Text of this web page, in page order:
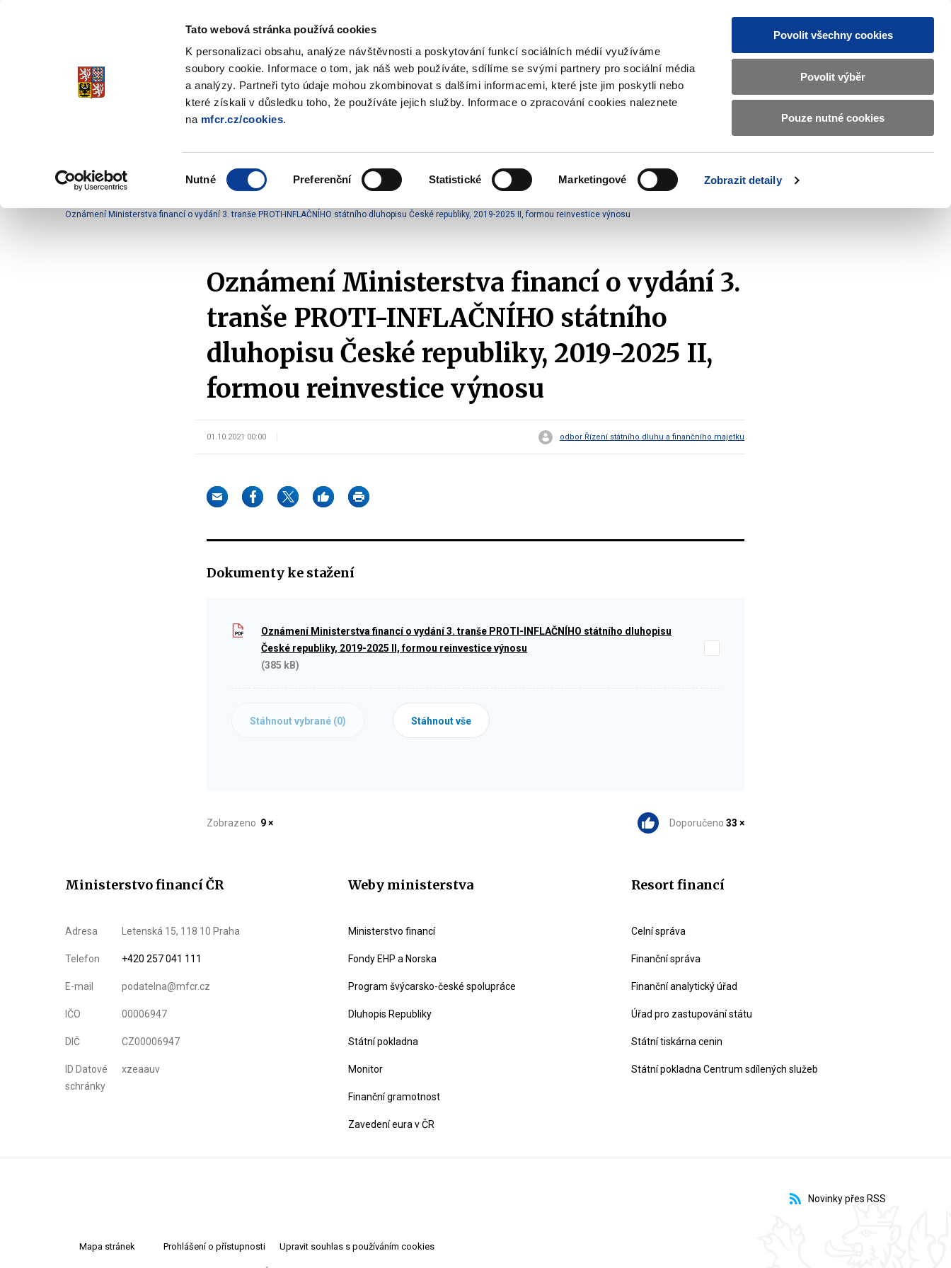
Tato webová stránka používá cookies
K personalizaci obsahu, analýze návštěvnosti a poskytování funkcí sociálních médií využíváme
soubory cookie. Informace o tom, jak náš web používáte, sdílíme se svými partnery pro sociální média
a analýzy. Partneři tyto údaje mohou zkombinovat s dalšími informacemi, které jste jim poskytli nebo
které získali v důsledku toho, že používáte jejich služby. Informace o zpracování cookies naleznete
na mfcr.cz/cookies.
Nutné Preferenční Statistické Marketingové Zobrazit detaily
Povolit všechny cookies
Povolit výběr
Pouze nutné cookies
Spořicí státní dluhopisy
Stabilita, Spolehlivost, Důvěryhodnost Vyhledat
Pohybujte
šipkami
pro
našeptaných
MAJETKOVÝ ÚČET
submenu
dluhopisech
submenu
investovat
submenu
Užitečné
submenu
a
oznámení
Kontakty
Oznámení Ministerstva financí o vydání 3. tranše PROTI-INFLAČNÍHO státního dluhopisu České republiky, 2019-2025 II, formou reinvestice výnosu
Oznámení Ministerstva financí o vydání 3.
tranše PROTI-INFLAČNÍHO státního
dluhopisu České republiky, 2019-2025 II,
formou reinvestice výnosu
01.10.2021 00:00 odbor Řízení státního dluhu a finančního majetku
Dokumenty ke stažení
Oznámení Ministerstva financí o vydání 3. tranše PROTI-INFLAČNÍHO státního dluhopisu
České republiky, 2019-2025 II, formou reinvestice výnosu
(385 kB)
Stáhnout vybrané (0) Stáhnout vše
Zobrazeno 9 × Doporučeno 33 ×
Ministerstvo financí ČR
Adresa Letenská 15, 118 10 Praha
Telefon +420 257 041 111
E-mail podatelna@mfcr.cz
IČO 00006947
DIČ CZ00006947
ID Datové
schránky
xzeaauv
Weby ministerstva
Ministerstvo financí
Fondy EHP a Norska
Program švýcarsko-české spolupráce
Dluhopis Republiky
Státní pokladna
Monitor
Finanční gramotnost
Zavedení eura v ČR
Resort financí
Celní správa
Finanční správa
Finanční analytický úřad
Úřad pro zastupování státu
Státní tiskárna cenin
Státní pokladna Centrum sdílených služeb
Novinky přes RSS
Mapa stránek Prohlášení o přístupnosti Upravit souhlas s používáním cookies